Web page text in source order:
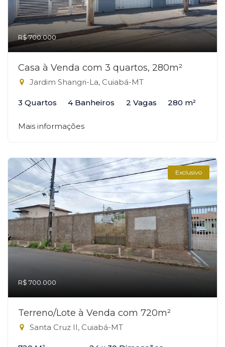
R$ 700.000
Casa à Venda com 3 quartos, 280m²
Jardim Shangri-La, Cuiabá-MT
3 Quartos 4 Banheiros 2 Vagas 280 m²
Mais informações
Exclusivo
R$ 700.000
Terreno/Lote à Venda com 720m²
Santa Cruz II, Cuiabá-MT